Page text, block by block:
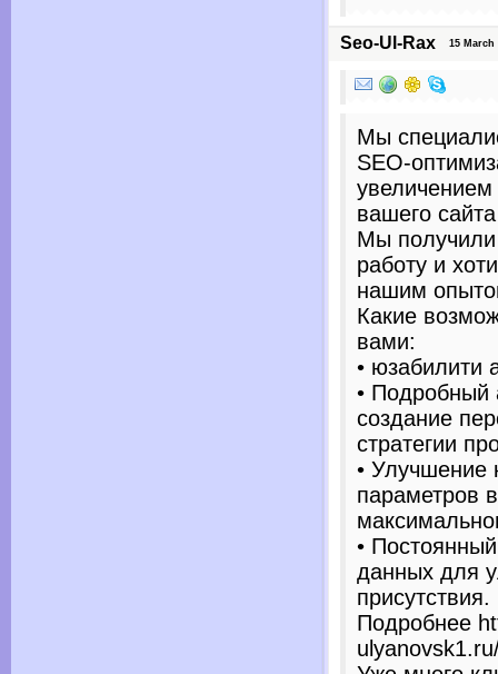
Seo-Ul-Rax 15 March
Мы
SEO-
вашего
Мы получили
работу и
нашим
Какие
вами:
• юзабилити
• Подробный
создание
стратегии
• Улучшение
параметров
•
данных для
присутствия.
Подробнее